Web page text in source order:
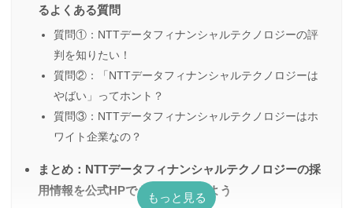
るよくある質問
質問①：NTTデータフィナンシャルテクノロジーの評
判を知りたい！
質問②：「NTTデータフィナンシャルテクノロジーは
やばい」ってホント？
質問③：NTTデータフィナンシャルテクノロジーはホ
ワイト企業なの？
まとめ：NTTデータフィナンシャルテクノロジーの採
用情報を公式HPでも確認してみよう